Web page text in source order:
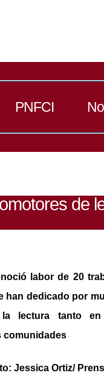
PNFCI
de
labor de 20
han dedicado por
lectura tanto en
comunidades
Jessica Ortiz/